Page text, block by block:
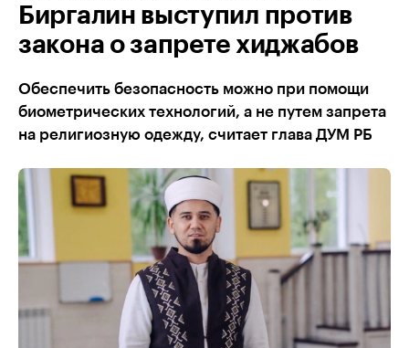
Биргалин выступил против
закона о запрете хиджабов
Обеспечить безопасность можно при помощи
биометрических технологий, а не путем запрета
на религиозную одежду, считает глава ДУМ РБ